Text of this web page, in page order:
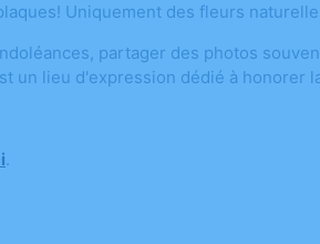
Uniquement des fleurs
partager des photos
lieu d'expression dédié à honorer
.